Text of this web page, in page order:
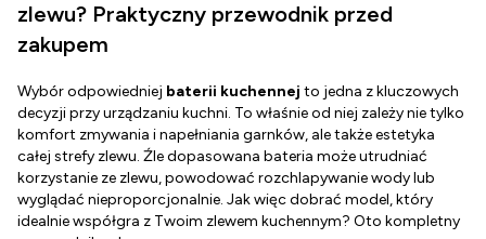
zlewu? Praktyczny przewodnik przed
zakupem
Wybór odpowiedniej baterii kuchennej to jedna z kluczowych
decyzji przy urządzaniu kuchni. To właśnie od niej zależy nie tylko
komfort zmywania i napełniania garnków, ale także estetyka
całej strefy zlewu. Źle dopasowana bateria może utrudniać
korzystanie ze zlewu, powodować rozchlapywanie wody lub
wyglądać nieproporcjonalnie. Jak więc dobrać model, który
idealnie współgra z Twoim zlewem kuchennym? Oto kompletny